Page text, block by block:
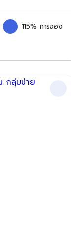
115% การจอง